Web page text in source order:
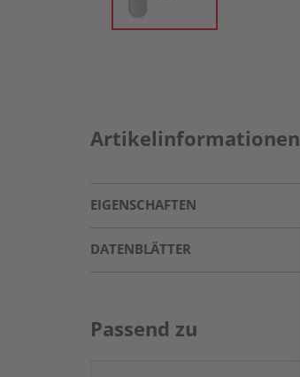
Artikelinformationen
EIGENSCHAFTEN
DATENBLÄTTER
Passend zu